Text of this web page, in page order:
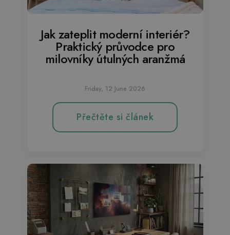
Jak zateplit moderní interiér?
Praktický průvodce pro
milovníky útulných aranžmá
Friday, 12 June 2026
Přečtěte si článek